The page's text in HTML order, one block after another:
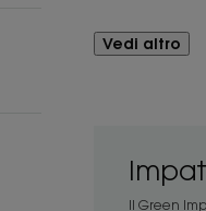
frequente
• ALTA
Vedi altro
Il Green